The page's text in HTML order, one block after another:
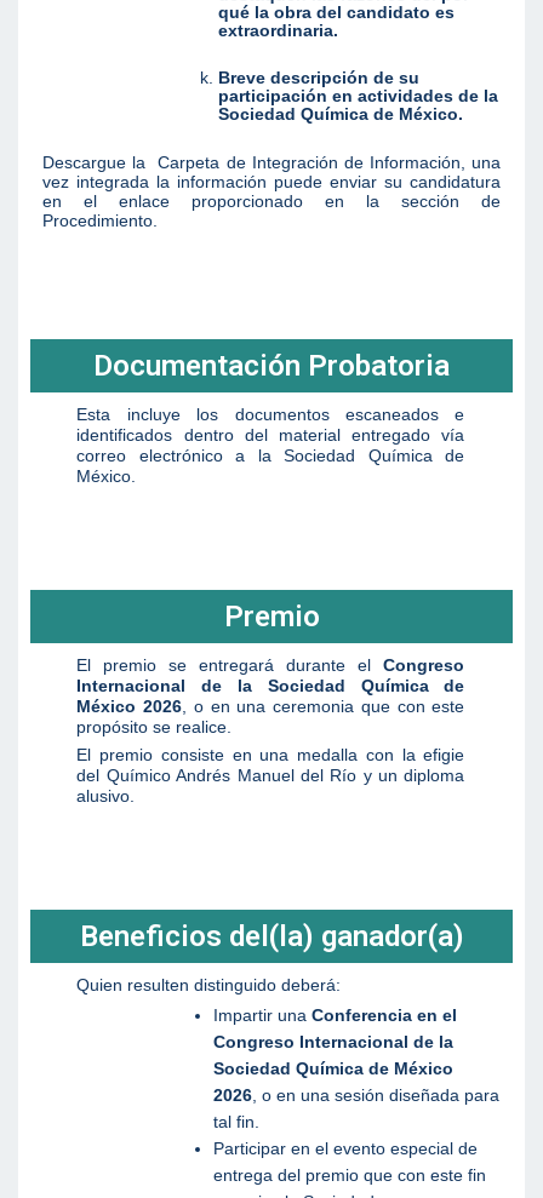
qué la obra del candidato es
extraordinaria.
Breve descripción de su
participación en actividades de la
Sociedad Química de México.
Descargue la Carpeta de Integración de Información , una
vez integrada la información puede enviar su candidatura
en el enlace proporcionado en la sección de
Procedimiento.
Documentación Probatoria
Esta incluye los documentos escaneados e
identificados dentro del material entregado vía
correo electrónico a la Sociedad Química de
México
Premio
El premio se entregará durante elCongreso
Internacional de la Sociedad Química de
México 2026, o en una ceremonia que con este
propósito se realice.
El premio consiste en una medalla con la efigie
del Químico Andrés Manuel del Río y un diploma
alusivo.
Beneficios del(la) ganador(a)
Quien resulten distinguido deberá:
Impartir unaConferencia en el
Congreso Internacional de la
Sociedad Química de México
2026, o en una sesión diseñada para
tal fin.
Participar en el evento especial de
entrega del premio que con este fin